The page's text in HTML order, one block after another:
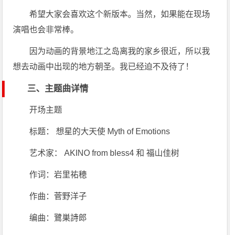
希望大家会喜欢这个新版本。当然，如果能在现场
演唱也会非常棒。
因为动画的背景地江之岛离我的家乡很近，所以我
想去动画中出现的地方朝圣。我已经迫不及待了！
三、主题曲详情
开场主题
标题： 想星的大天使 Myth of Emotions
艺术家： AKINO from bless4 和 福山佳树
作词：岩里祐穂
作曲：菅野洋子
编曲：鷺巣詩郎